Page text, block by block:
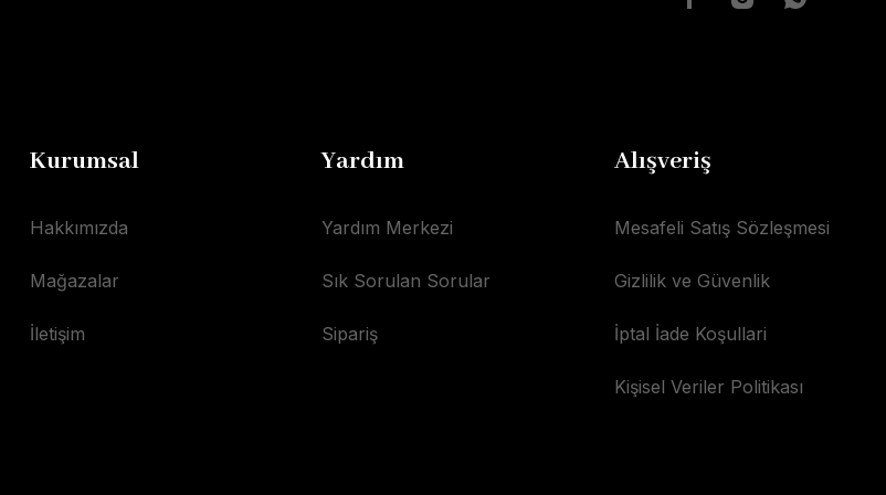
Kurumsal
Hakkımızda
Mağazalar
İletişim
Yardım
Yardım Merkezi
Sık Sorulan Sorular
Sipariş
Alışveriş
Mesafeli Satış Sözleşmesi
Gizlilik ve Güvenlik
İptal İade Koşullari
Kişisel Veriler Politikası